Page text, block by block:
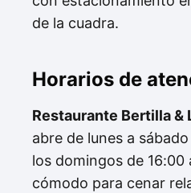
de la cuadra.
Horarios de
Restaurante Bertilla &
abre de lunes a
los domingos de
cómodo para cenar